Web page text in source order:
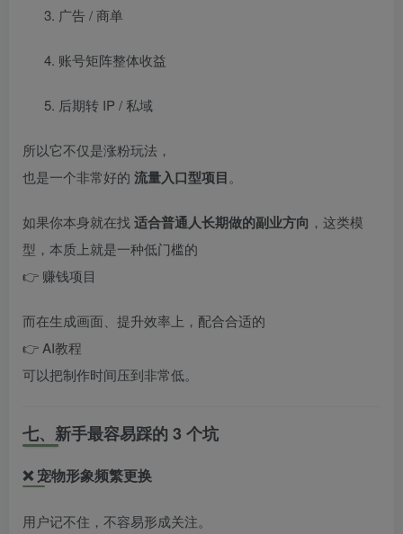
广告 / 商单
账号矩阵整体收益
后期转 IP / 私域
所以它不仅是涨粉玩法，
也是一个非常好的 流量入口型项目。
如果你本身就在找 适合普通人长期做的副业方向 ，这类模
型，本质上就是一种低门槛的
👉 赚钱项目
而在生成画面、提升效率上，配合合适的
👉 AI教程
可以把制作时间压到非常低。
七、新手最容易踩的 3 个坑
❌ 宠物形象频繁更换
用户记不住，不容易形成关注。